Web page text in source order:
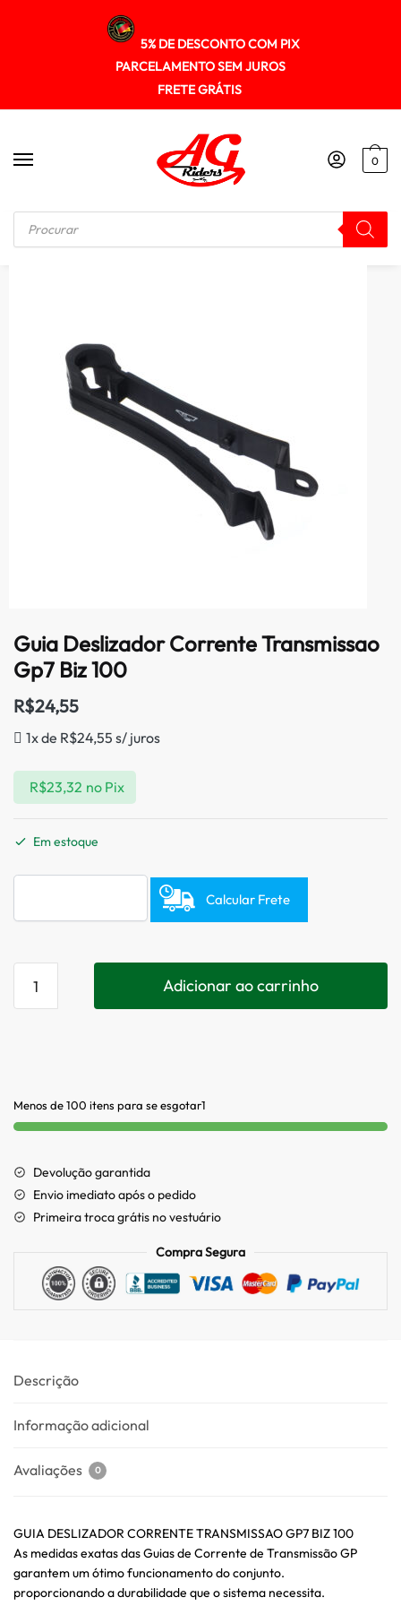
5% DE DESCONTO COM PIX
PARCELAMENTO SEM JUROS
FRETE GRÁTIS
0
Início / KIT RELAÇÃO Guia Deslizador Corrente Transmissao Gp7 Biz 100
Guia Deslizador Corrente Transmissao
Gp7 Biz 100
R$24,55
1x de R$24,55 s/ juros
R$23,32 no Pix
Em estoque
Calcular Frete
Adicionar ao carrinho
Menos de 100 itens para se esgotar1
Devolução garantida
Envio imediato após o pedido
Primeira troca grátis no vestuário
Compra Segura
Descrição
Informação adicional
Avaliações 0
GUIA DESLIZADOR CORRENTE TRANSMISSAO GP7 BIZ 100
As medidas exatas das Guias de Corrente de Transmissão GP
garantem um ótimo funcionamento do conjunto.
proporcionando a durabilidade que o sistema necessita.